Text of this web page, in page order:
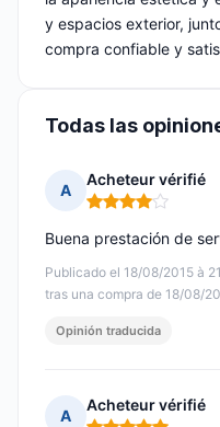
y espacios exterior,
compra confiable y
Todas las
A
Acheteur vérifié
Nota: 4 de 5
Publicado el 18/08/2015 à
tras una compra de 18/08/
Buena prestación de
Opinión traducida
A
Acheteur vérifié